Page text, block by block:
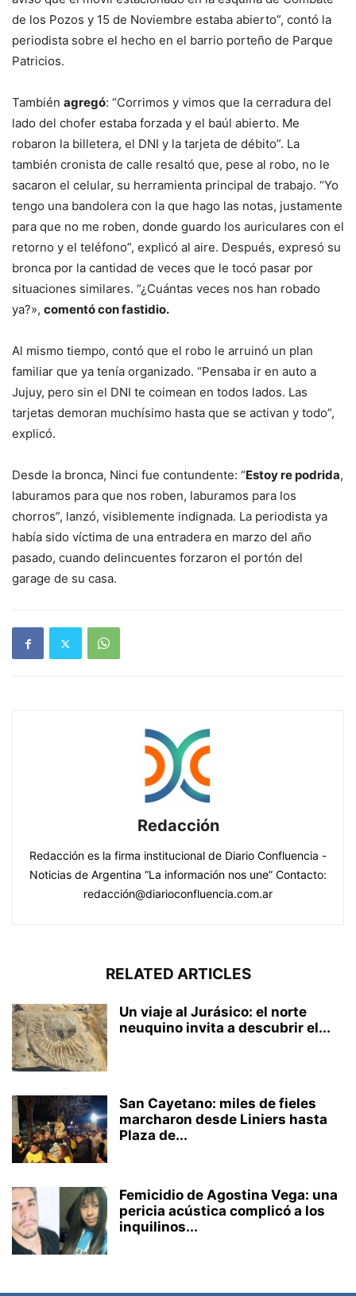
de los Pozos y 15 de Noviembre estaba abierto”, contó la
periodista sobre el hecho en el barrio porteño de Parque
Patricios.
También agregó: “Corrimos y vimos que la cerradura del
lado del chofer estaba forzada y el baúl abierto. Me
robaron la billetera, el DNI y la tarjeta de débito”. La
también cronista de calle resaltó que, pese al robo, no le
sacaron el celular, su herramienta principal de trabajo. “Yo
tengo una bandolera con la que hago las notas, justamente
para que no me roben, donde guardo los auriculares con el
retorno y el teléfono”, explicó al aire. Después, expresó su
bronca por la cantidad de veces que le tocó pasar por
situaciones similares. “¿Cuántas veces nos han robado
ya?», comentó con fastidio.
Al mismo tiempo, contó que el robo le arruinó un plan
familiar que ya tenía organizado. “Pensaba ir en auto a
Jujuy, pero sin el DNI te coimean en todos lados. Las
tarjetas demoran muchísimo hasta que se activan y todo”,
explicó.
Desde la bronca, Ninci fue contundente: “Estoy re podrida,
laburamos para que nos roben, laburamos para los
chorros”, lanzó, visiblemente indignada. La periodista ya
había sido víctima de una entradera en marzo del año
pasado, cuando delincuentes forzaron el portón del
garage de su casa.
Redacción
Redacción es la firma institucional de Diario Confluencia -
Noticias de Argentina “La información nos une” Contacto:
redacción@diarioconfluencia.com.ar
RELATED ARTICLES
Un viaje al Jurásico: el norte
neuquino invita a descubrir el...
San Cayetano: miles de fieles
marcharon desde Liniers hasta
Plaza de...
Femicidio de Agostina Vega: una
pericia acústica complicó a los
inquilinos...